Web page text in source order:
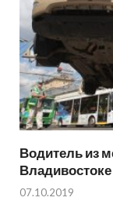
Водитель из
Владивостоке
07.10.2019